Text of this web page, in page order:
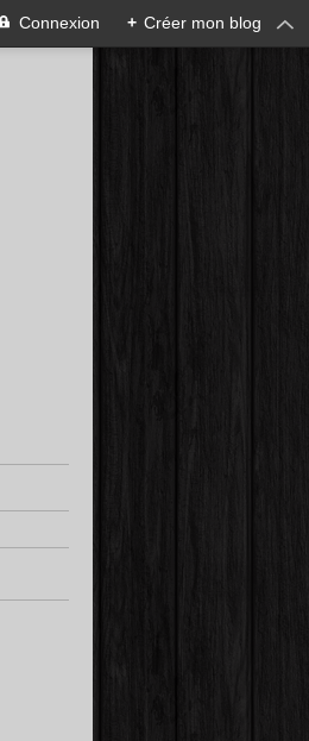
Connexion + Créer mon blog